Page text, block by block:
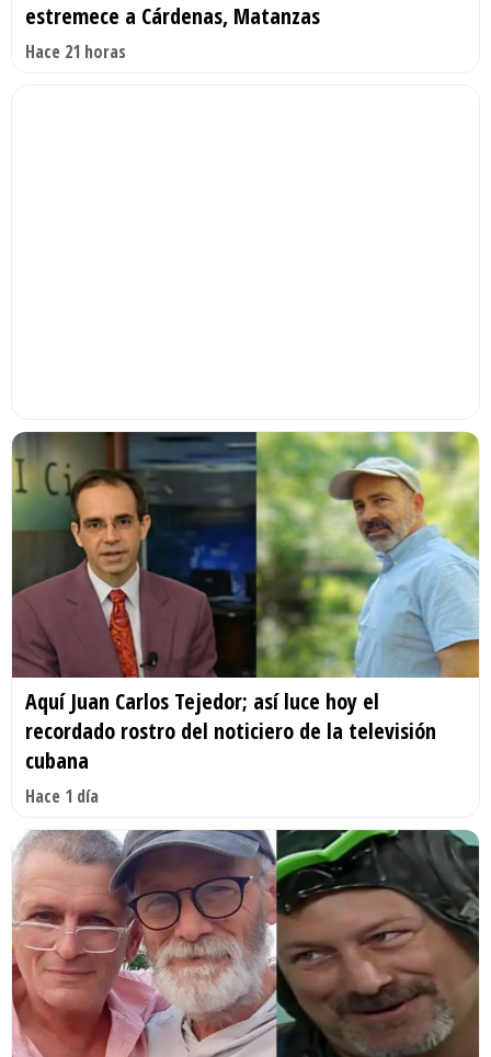
estremece a Cárdenas, Matanzas
Hace 21 horas
Aquí Juan Carlos Tejedor; así luce hoy el
recordado rostro del noticiero de la televisión
cubana
Hace 1 día